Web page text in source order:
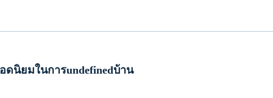
ดนิยมในการundefinedบ้าน